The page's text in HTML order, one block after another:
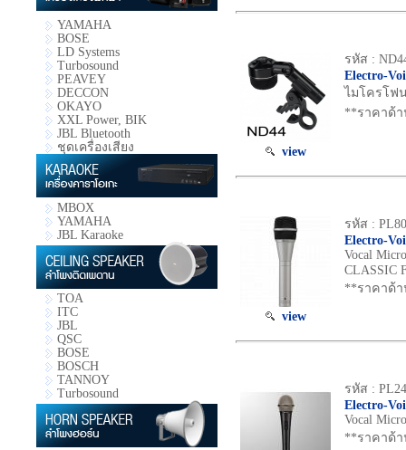
YAMAHA
BOSE
LD Systems
Turbosound
PEAVEY
DECCON
OKAYO
XXL Power, BIK
JBL Bluetooth
ชุดเครื่องเสียง
MBOX
YAMAHA
JBL Karaoke
TOA
ITC
JBL
QSC
BOSE
BOSCH
TANNOY
Turbosound
view
รหัส :
Electro-
ไมโครโฟน
**ราคาด้
view
รหัส :
Electro-
Vocal
CLASSIC
**ราคาด้
รหัส :
Electro-
Vocal
**ราคาด้